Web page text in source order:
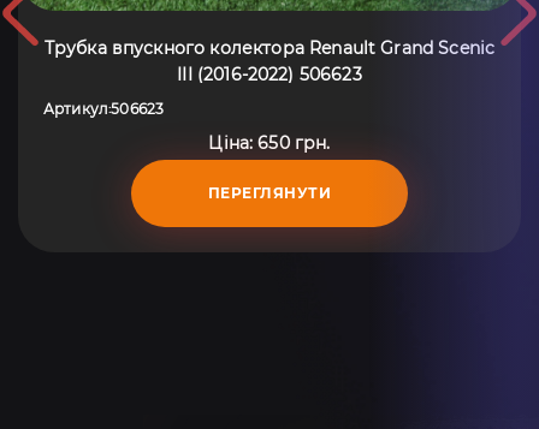
Трубка впускного колектора Renault Grand Scenic
III (2016-2022) 506623
Артикул:506623
Ціна: 650 грн.
ПЕРЕГЛЯНУТИ